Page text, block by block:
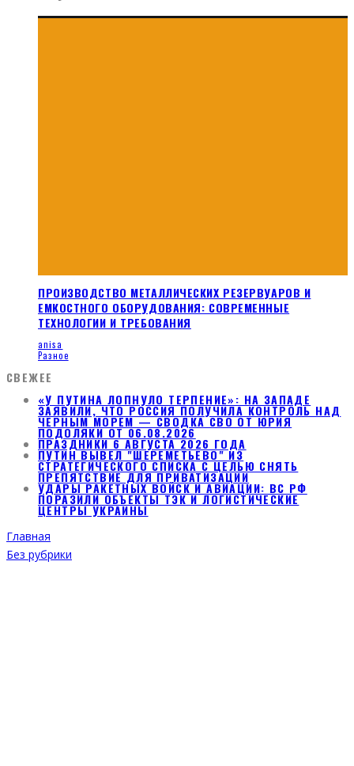
ПРОИЗВОДСТВО МЕТАЛЛИЧЕСКИХ РЕЗЕРВУАРОВ И
ЕМКОСТНОГО ОБОРУДОВАНИЯ: СОВРЕМЕННЫЕ
ТЕХНОЛОГИИ И ТРЕБОВАНИЯ
anisa
Разное
СВЕЖЕЕ
«У ПУТИНА ЛОПНУЛО ТЕРПЕНИЕ»: НА ЗАПАДЕ
ЗАЯВИЛИ, ЧТО РОССИЯ ПОЛУЧИЛА КОНТРОЛЬ НАД
ЧЕРНЫМ МОРЕМ — СВОДКА СВО ОТ ЮРИЯ
ПОДОЛЯКИ ОТ 06.08.2026
ПРАЗДНИКИ 6 АВГУСТА 2026 ГОДА
ПУТИН ВЫВЕЛ "ШЕРЕМЕТЬЕВО" ИЗ
СТРАТЕГИЧЕСКОГО СПИСКА С ЦЕЛЬЮ СНЯТЬ
ПРЕПЯТСТВИЕ ДЛЯ ПРИВАТИЗАЦИИ
УДАРЫ РАКЕТНЫХ ВОЙСК И АВИАЦИИ: ВС РФ
ПОРАЗИЛИ ОБЪЕКТЫ ТЭК И ЛОГИСТИЧЕСКИЕ
ЦЕНТРЫ УКРАИНЫ
Главная
Без рубрики